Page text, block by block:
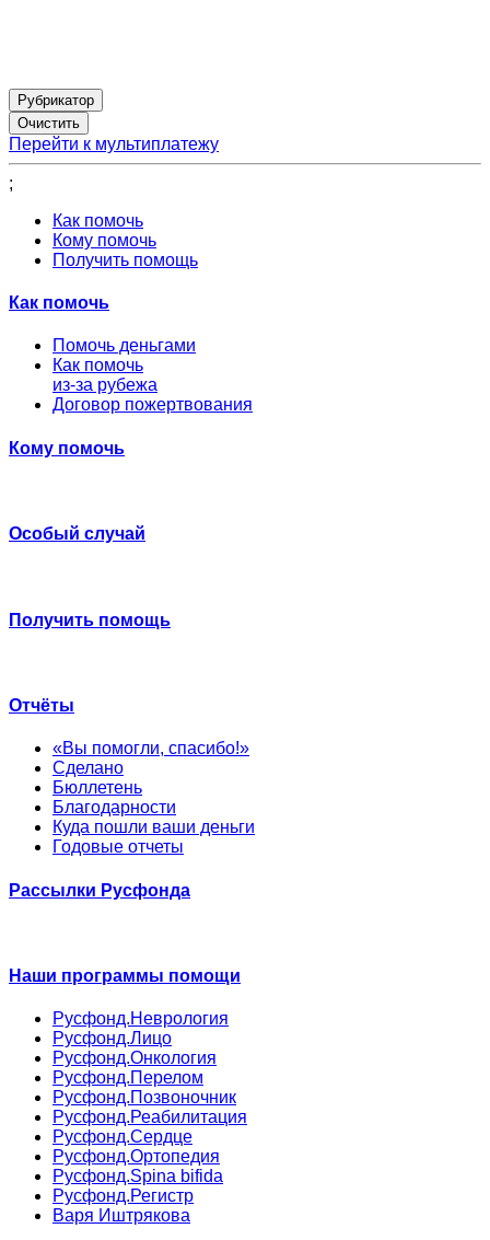
Рубрикатор
Перейти к мультиплатежу
;
Как помочь
Кому помочь
Получить помощь
Как помочь
Помочь деньгами
Как помочь
из-за рубежа
Договор пожертвования
Кому помочь
Особый случай
Получить помощь
Отчёты
«Вы помогли, спасибо!»
Сделано
Бюллетень
Благодарности
Куда пошли ваши деньги
Годовые отчеты
Рассылки Русфонда
Наши программы помощи
Русфонд.Неврология
Русфонд.Лицо
Русфонд.Онкология
Русфонд.Перелом
Русфонд.Позвоночник
Русфонд.Реабилитация
Русфонд.Сердце
Русфонд.Ортопедия
Русфонд.Spina bifida
Русфонд.Регистр
Варя Иштрякова